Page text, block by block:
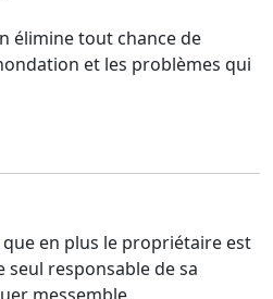
élimine tout chance de
et les problèmes qui
en plus le propriétaire est
responsable de sa